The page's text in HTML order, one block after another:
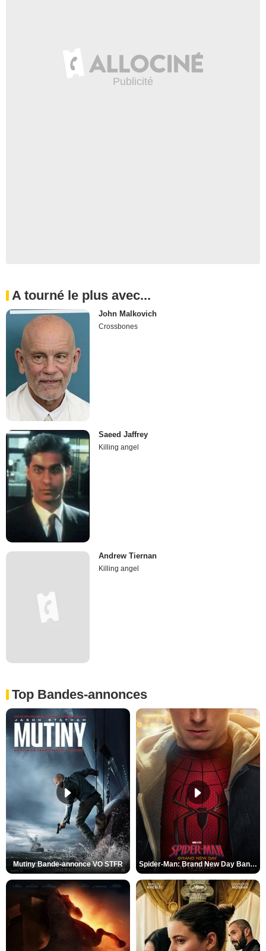
A tourné le plus avec...
John Malkovich
Crossbones
Saeed Jaffrey
Killing angel
Andrew Tiernan
Killing angel
Top Bandes-annonces
Mutiny Bande-annonce VO STFR Spider-Man: Brand New Day Bande-annonce VO STFR